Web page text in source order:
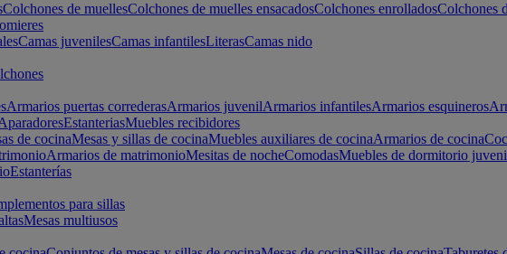
Colchones de muellesColchones de muelles ensacadosColchones enrolladosColchones
Camas juvenilesCamas infantilesLiterasCamas nido
Armarios puertas correderasArmarios juvenilArmarios infantilesArmarios esquineros
EstanteriasMuebles recibidores
de cocinaMesas y sillas de cocinaMuebles auxiliares de cocinaArmarios de cocina
Armarios de matrimonioMesitas de nocheComodasMuebles de dormitorio
Estanterías
para sillas
Mesas multiusos